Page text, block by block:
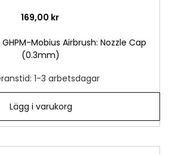
169,00 kr
Mobius Airbrush: Nozzle Cap
(0.3mm)
1-3 arbetsdagar
Lägg i varukorg